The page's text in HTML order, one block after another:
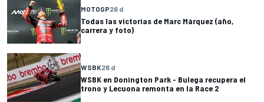
MOTOGP26 d
Todas las victorias de Marc Márquez (año,
carrera y foto)
WSBK26 d
WSBK en Donington Park - Bulega recupera el
trono y Lecuona remonta en la Race 2